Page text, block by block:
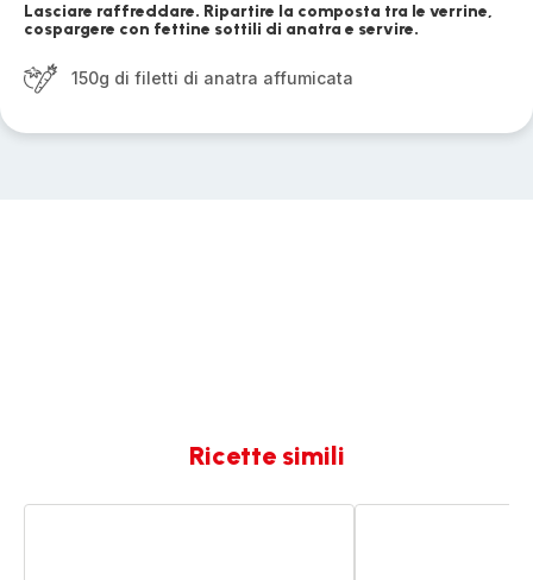
Lasciare raffreddare. Ripartire la composta tra le verrine,
cospargere con fettine sottili di anatra e servire.
150g di filetti di anatra affumicata
Ricette simili